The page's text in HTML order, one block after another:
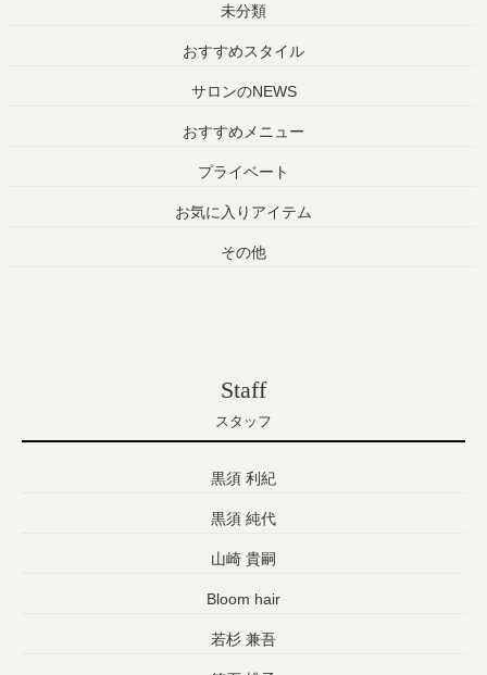
未分類
おすすめスタイル
サロンのNEWS
おすすめメニュー
プライベート
お気に入りアイテム
その他
Staff
スタッフ
黒須 利紀
黒須 純代
山崎 貴嗣
Bloom hair
若杉 兼吾